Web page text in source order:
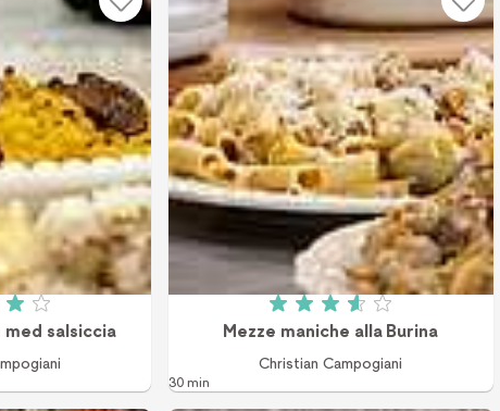
4 av 5 (2 röster)
salsiccia
Betyg: 3.6 av 5 (5 röster)
Mezze maniche alla Burina
Christian Campogiani
30 min